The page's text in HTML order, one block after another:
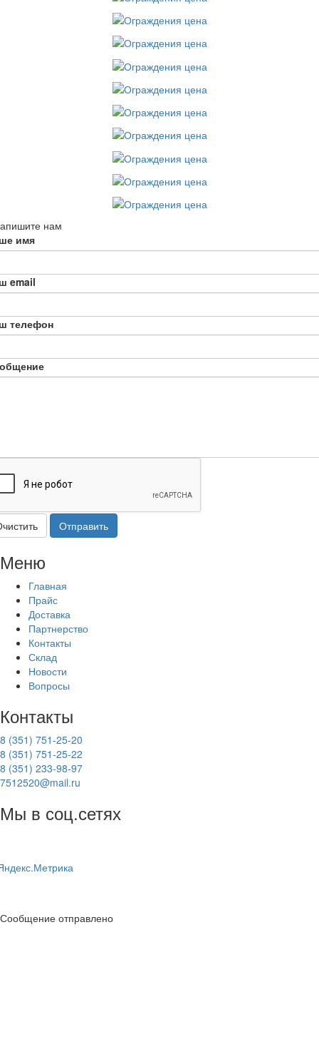
нам
имя
email
телефон
Отправить
Меню
Главная
Прайс
Доставка
Партнерство
Контакты
Склад
Новости
Вопросы
Контакты
8 (351) 751-25-20
8 (351) 751-25-22
8 (351) 233-98-97
7512520@mail.ru
Мы в соц.сетях
Сообщение отправлено